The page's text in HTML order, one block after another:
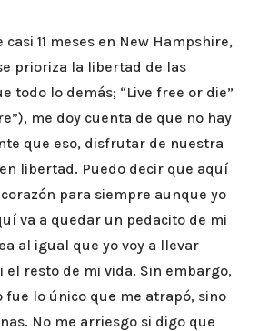
11 meses en New Hampshire,
prioriza la libertad de las
todo lo demás; “Live free or die”
me doy cuenta de que no hay
que eso, disfrutar de nuestra
libertad. Puedo decir que aquí
para siempre aunque yo
va a quedar un pedacito de mi
al igual que yo voy a llevar
el resto de mi vida. Sin embargo,
lo único que me atrapó, sino
No me arriesgo si digo que